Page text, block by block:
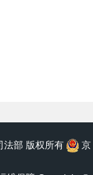
法部 版权所有
京